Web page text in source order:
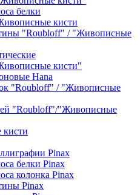
белки
кисти
"Roubloff" / "Живописные
кисти"
Hana
"Roubloff" / "Живописные
"Roubloff"/"Живописные
кисти
Pinax
белки Pinax
колонка Pinax
Pinax